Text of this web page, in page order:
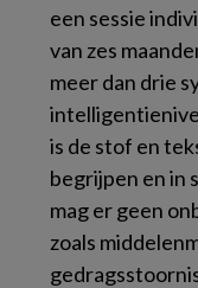
een sessie
van zes
meer dan drie
is de stof en
begrijpen en in
mag er geen
zoals